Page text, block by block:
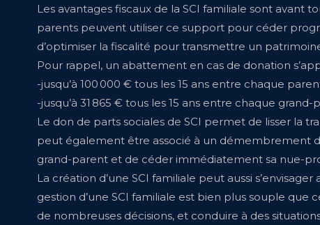
Les avantages fiscaux de la SCI familiale sont avant
parents peuvent utiliser ce support pour céder
d’optimiser la fiscalité pour transmettre un
Pour rappel, un abattement en cas de donation
-jusqu’à 100 000 € tous les 15 ans entre chaque
-jusqu’à 31 865 € tous les 15 ans entre chaque
Le don de parts sociales de SCI permet de lisser la
peut également être associé à un démembrement
grand-parent et de céder immédiatement sa nue-
La création d’une SCI familiale peut aussi
gestion d’une SCI familiale est bien plus souple que
de nombreuses décisions, et conduire à des